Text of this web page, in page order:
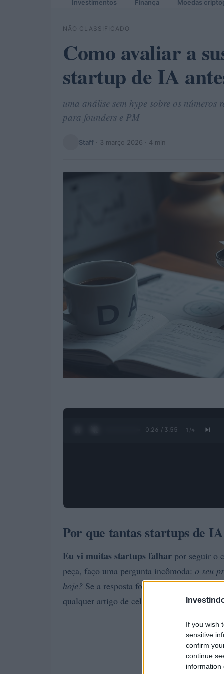
If you wish
sensitive
confirm
continue
information
Investimentos Finança Moedas
NÃO CLASSIFICADO
Como avaliar a
startup de IA
uma análise sem hype sobre os
para founders e PM
Staff · 3 março 2026 · 4 min
0:28 / 3:55 1 /4
Por que tantas startups de
Eu vi muitas startups falhar por seguir o
peça, faço uma pergunta incômoda: o seu
hoje? Se a resposta for vaga, os
qualquer artigo de celebridade do setor.